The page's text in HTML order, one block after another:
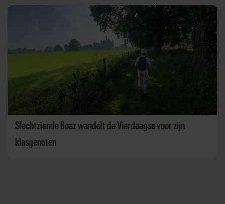
Slechtziende Boaz wandelt de Vierdaagse voor zijn
klasgenoten